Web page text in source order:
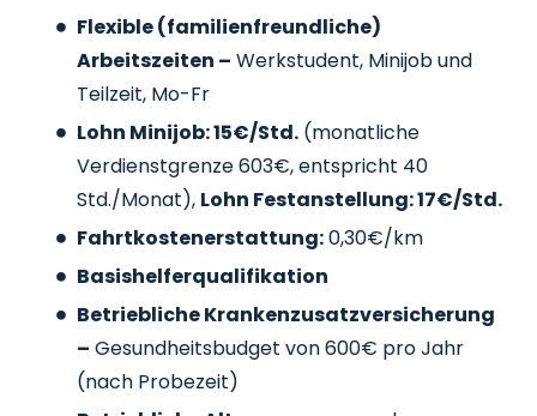
Flexible (familienfreundliche)
Arbeitszeiten – Werkstudent, Minijob und
Teilzeit, Mo-Fr
Lohn Minijob: 15€/Std. (monatliche
Verdienstgrenze 603€, entspricht 40
Std./Monat), Lohn Festanstellung: 17€/Std.
Fahrtkostenerstattung:0,30€/km
Basishelferqualifikation
Betriebliche Krankenzusatzversicherung
– Gesundheitsbudget von 600€ pro Jahr
(nach Probezeit)